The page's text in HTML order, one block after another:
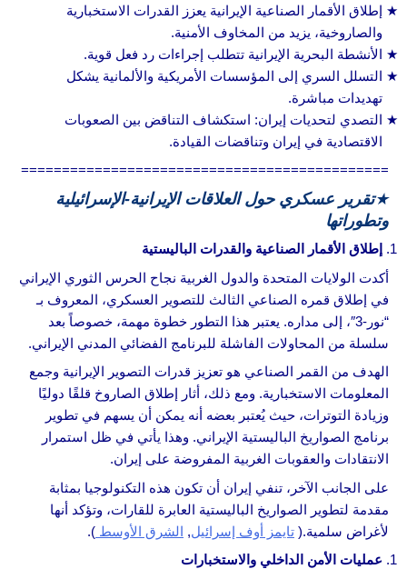
إطلاق الأقمار الصناعية الإيرانية يعزز القدرات الاستخبارية
والصاروخية، يزيد من المخاوف الأمنية.
الأنشطة البحرية الإيرانية تتطلب إجراءات رد فعل قوية.
التسلل السري إلى المؤسسات الأمريكية والألمانية يشكل
تهديدات مباشرة.
التصدي لتحديات إيران: استكشاف التناقض بين الصعوبات
الاقتصادية في إيران وتناقضات القيادة.
=============================================
★تقرير عسكري حول العلاقات الإيرانية-الإسرائيلية
وتطوراتها
إطلاق الأقمار الصناعية والقدرات الباليستية
أكدت الولايات المتحدة والدول الغربية نجاح الحرس الثوري الإيراني
في إطلاق قمره الصناعي الثالث للتصوير العسكري، المعروف بـ
“نور-3″، إلى مداره. يعتبر هذا التطور خطوة مهمة، خصوصاً بعد
سلسلة من المحاولات الفاشلة للبرنامج الفضائي المدني الإيراني.
الهدف من القمر الصناعي هو تعزيز قدرات التصوير الإيرانية وجمع
المعلومات الاستخبارية. ومع ذلك، أثار إطلاق الصاروخ قلقًا دوليًا
وزيادة التوترات، حيث يُعتبر بعضه أنه يمكن أن يسهم في تطوير
برنامج الصواريخ الباليستية الإيراني. وهذا يأتي في ظل استمرار
الانتقادات والعقوبات الغربية المفروضة على إيران.
على الجانب الآخر، تنفي إيران أن تكون هذه التكنولوجيا بمثابة
مقدمة لتطوير الصواريخ الباليستية العابرة للقارات، وتؤكد أنها
لأغراض سلمية.( تايمز أوف إسرائيل, الشرق الأوسط ).
عمليات الأمن الداخلي والاستخبارات